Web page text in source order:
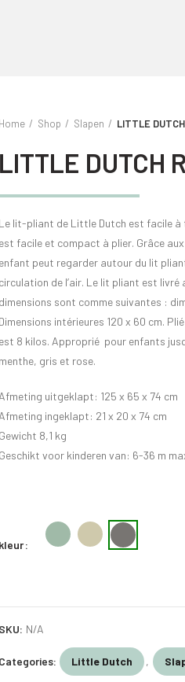
Home Shop Slapen LITTLE
LITTLE DUTCH
Le lit-pliant de Little Dutch est facile
est facile et compact à plier. Grâce
enfant peut regarder autour du lit
circulation de l’air. Le lit pliant est livré
dimensions sont comme suivantes :
Dimensions intérieures 120 x 60 cm.
est 8 kilos. Approprié pour enfants
menthe, gris et rose.
Afmeting uitgeklapt: 125 x 65 x 74 cm
Afmeting ingeklapt: 21 x 20 x 74 cm
Gewicht 8,1 kg
Geschikt voor kinderen van: 6-36 m
kleur
SKU: N/A
Categories: Little Dutch ,